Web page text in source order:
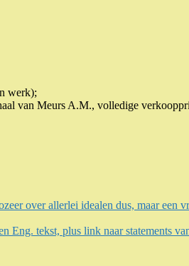
werk);
van Meurs A.M., volledige
over allerlei idealen dus, maar een
tekst, plus link naar statements